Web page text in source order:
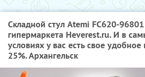
Складной стул Atemi FC620-
гипермаркета Heverest.ru. И в
условиях у вас есть свое
25%. Архангельск